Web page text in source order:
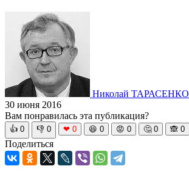
Николай ТАРАСЕНКО
30 июня 2016
Вам понравилась эта публикация?
👍 0 👎 0 ❤ 0 😆 0 😡 0 🤔 0 🙈 0
Поделиться